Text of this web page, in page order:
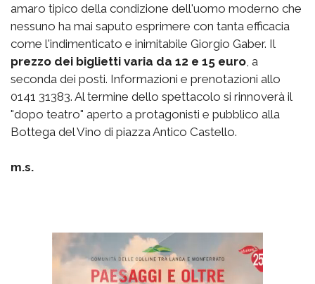
amaro tipico della condizione dell'uomo moderno che
nessuno ha mai saputo esprimere con tanta efficacia
come l'indimenticato e inimitabile Giorgio Gaber. Il
prezzo dei biglietti varia da 12 e 15 euro , a
seconda dei posti. Informazioni e prenotazioni allo
0141 31383. Al termine dello spettacolo si rinnoverà il
"dopo teatro" aperto a protagonisti e pubblico alla
Bottega del Vino di piazza Antico Castello.
m.s.